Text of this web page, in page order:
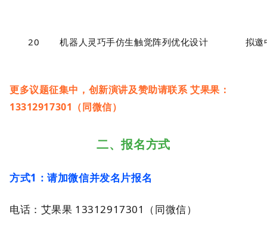
20 机器人灵巧手仿生触觉阵列优化设计 拟
更多议题征集中，创新演讲及赞助请联系 艾果果：
13312917301（同微信）
二、报名方式
方式1 ：请加微信并发名片报名
电话：艾果果 13312917301 （同微信）